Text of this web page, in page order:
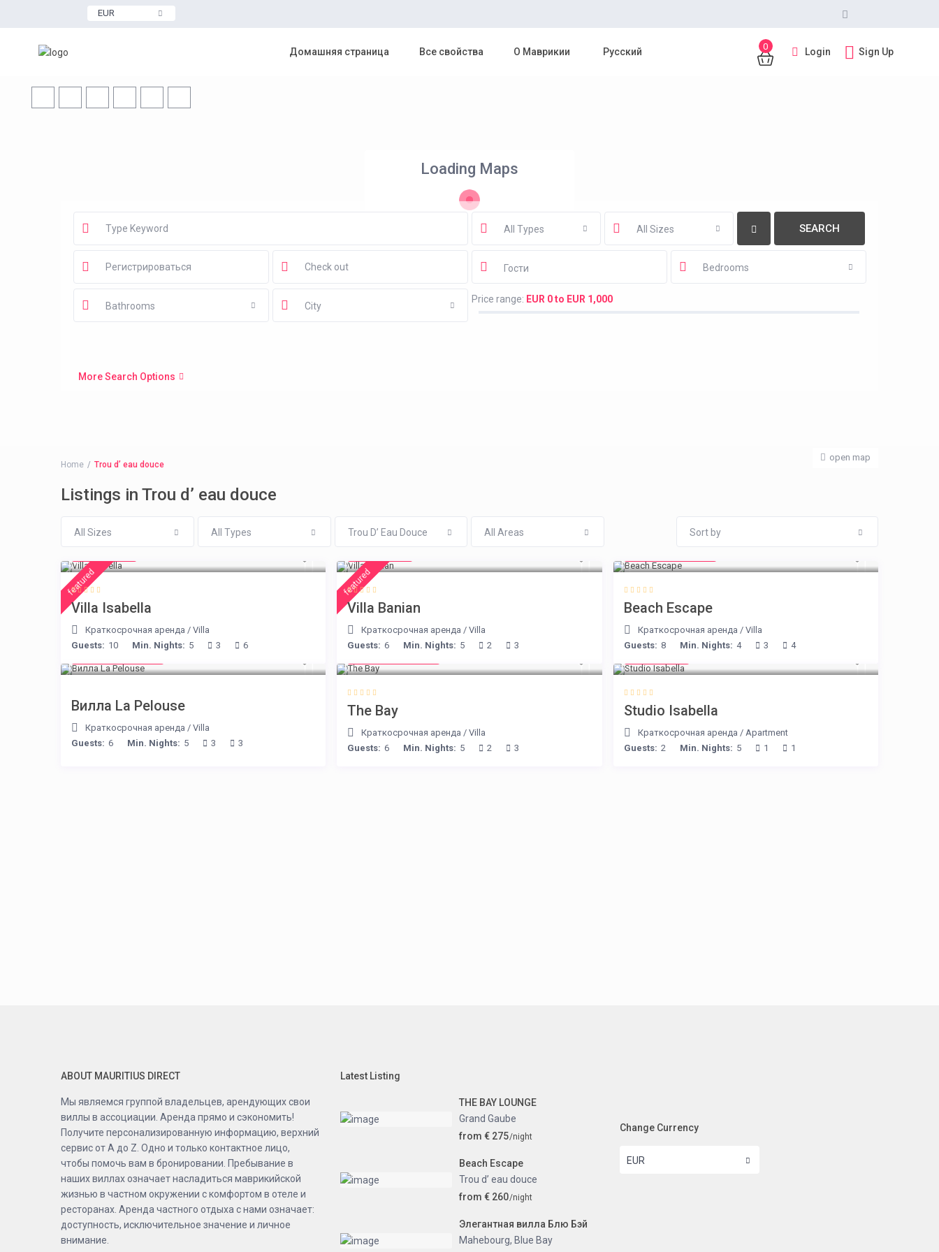
EUR
0 Login Sign Up
Домашняя страница Все свойства О Маврикии Русский
Loading Maps
open map
All Types All Sizes
Гости Bedrooms
Bathrooms City
Price range: EUR 0 to EUR 1,000
More Search Options
Home Trou d’ eau douce
Listings in Trou d’ eau douce
All Sizes All Types Trou D’ Eau Douce All Areas Sort by
featured
Villa Isabella
Краткосрочная аренда / Villa
Guests: 10 Min. Nights: 5 3 6
featured
Villa Banian
Краткосрочная аренда /Villa
Guests: 6 Min. Nights: 5 2 3
Beach Escape
Краткосрочная аренда / Villa
Guests: 8 Min. Nights: 4 3 4
Вилла La Pelouse
Краткосрочная аренда / Villa
Guests: 6 Min. Nights: 5 3 3
The Bay
Краткосрочная аренда /Villa
Guests: 6 Min. Nights: 5 2 3
Studio Isabella
Краткосрочная аренда / Apartment
Guests: 2 Min. Nights: 5 1 1
ABOUT MAURITIUS DIRECT
Мы являемся группой владельцев, арендующих свои
виллы в ассоциации. Аренда прямо и сэкономить!
Получите персонализированную информацию, верхний
сервис от A до Z. Одно и только контактное лицо,
чтобы помочь вам в бронировании. Пребывание в
наших виллах означает насладиться маврикийской
жизнью в частном окружении с комфортом в отеле и
ресторанах. Аренда частного отдыха с нами означает:
доступность, исключительное значение и личное
внимание.
Latest Listing
THE BAY LOUNGE
Grand Gaube
from € 275/night
Beach Escape
Trou d’ eau douce
from € 260/night
Элегантная вилла Блю Бэй
Mahebourg, Blue Bay
Change Currency
EUR